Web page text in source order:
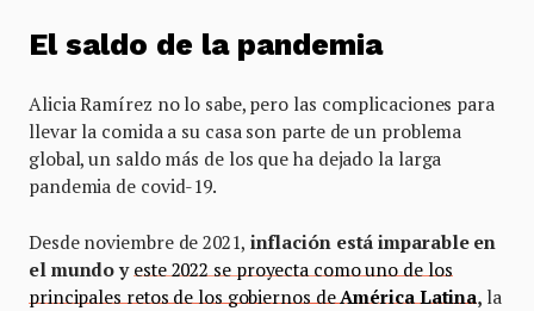
El saldo de la pandemia
Alicia Ramírez no lo sabe, pero las complicaciones para
llevar la comida a su casa son parte de un problema
global, un saldo más de los que ha dejado la larga
pandemia de covid-19.
Desde noviembre de 2021, inflación está imparable en
el mundo yeste 2022 se proyecta como uno de los
principales retos de los gobiernos deAmérica Latina, la